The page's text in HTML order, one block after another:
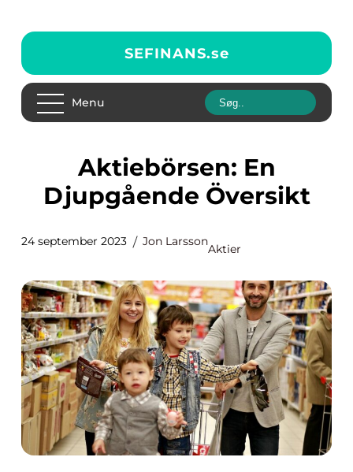
SEFINANS.se
Menu
Aktiebörsen: En
Djupgående Översikt
24 september 2023 Jon Larsson
Aktier